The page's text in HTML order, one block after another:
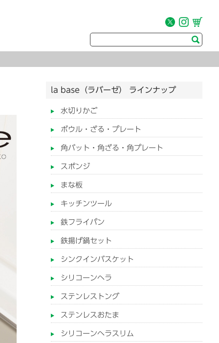
la base（ラバーゼ） ラインナップ
水切りかご
ボウル・ざる・プレート
角バット・角ざる・角プレート
スポンジ
まな板
キッチンツール
鉄フライパン
鉄揚げ鍋セット
シンクインバスケット
シリコーンヘラ
ステンレストング
ステンレスおたま
シリコーンヘラスリム